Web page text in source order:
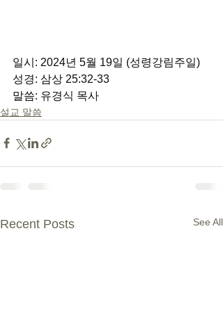
일시: 2024년 5월 19일 (성령강림주일)
성경: 삼상 25:32-33
말씀: 유경식 목사
설교 말씀
Recent Posts See All